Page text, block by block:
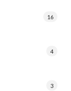
16
4
3